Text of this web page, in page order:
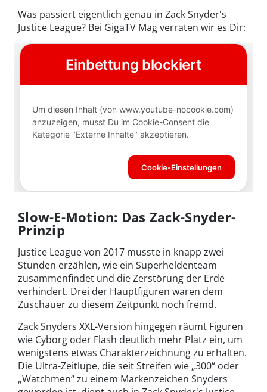
Was passiert eigentlich genau in Zack Snyder's
Justice League? Bei GigaTV Mag verraten wir es Dir:
Slow-E-Motion: Das Zack-Snyder-
Prinzip
Justice League von 2017 musste in knapp zwei
Stunden erzählen, wie ein Superheldenteam
zusammenfindet und die Zerstörung der Erde
verhindert. Drei der Hauptfiguren waren dem
Zuschauer zu diesem Zeitpunkt noch fremd.
Zack Snyders XXL-Version hingegen räumt Figuren
wie Cyborg oder Flash deutlich mehr Platz ein, um
wenigstens etwas Charakterzeichnung zu erhalten.
Die Ultra-Zeitlupe, die seit Streifen wie „300“ oder
„Watchmen“ zu einem Markenzeichen Snyders